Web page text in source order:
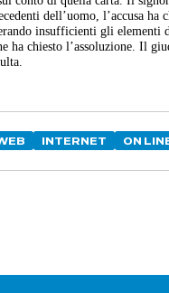
dell’uomo, l’accusa
insufficienti gli elementi
ha chiesto l’assoluzione. Il
INTERNET ON